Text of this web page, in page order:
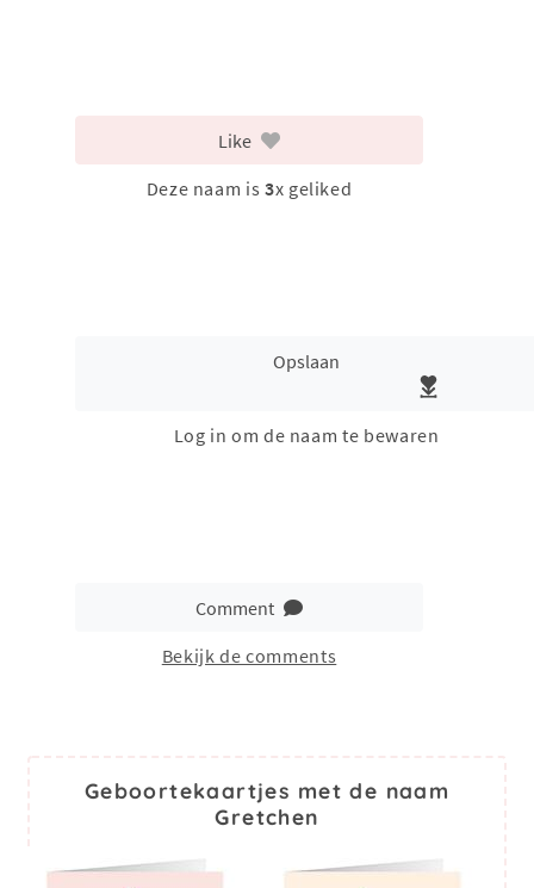
Like
Deze naam is 3x geliked
Opslaan
Log in om de naam te bewaren
Comment
Bekijk de comments
Geboortekaartjes met de naam
Gretchen